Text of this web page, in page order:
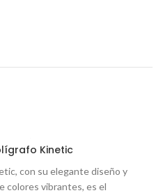
Kinetic
con su elegante diseño y
colores vibrantes, es el